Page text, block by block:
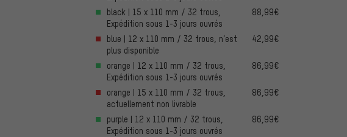
black | 15 x 110 mm / 32 trous,
Expédition sous 1-3 jours ouvrés
88,99€
blue | 12 x 110 mm / 32 trous, n’est
plus disponible
42,99€
orange | 12 x 110 mm / 32 trous,
Expédition sous 1-3 jours ouvrés
86,99€
orange | 15 x 110 mm / 32 trous,
actuellement non livrable
86,99€
purple | 12 x 110 mm / 32 trous,
Expédition sous 1-3 jours ouvrés
86,99€